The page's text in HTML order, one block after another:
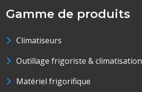
Gamme de produits
Climatiseurs
Outillage frigoriste & climatisation
Matériel frigorifique